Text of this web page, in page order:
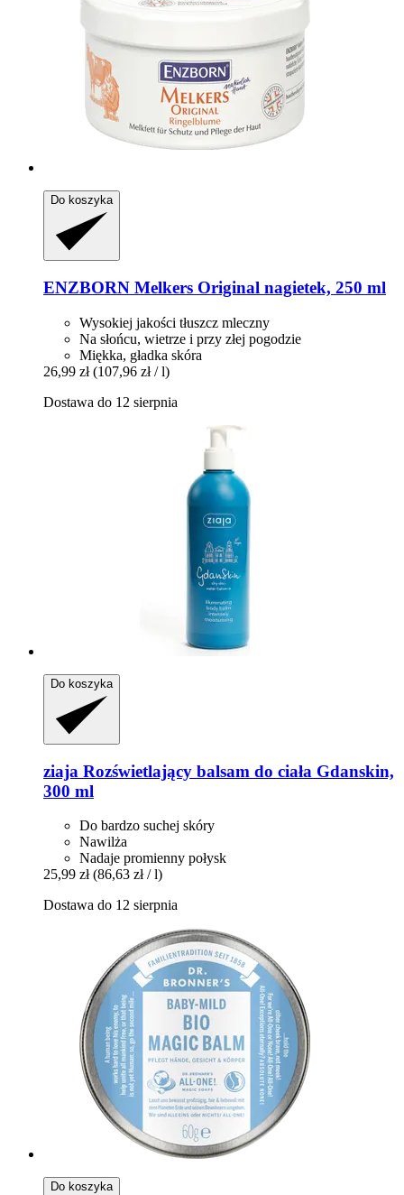
Do koszyka
ENZBORN Melkers Original nagietek, 250 ml
Wysokiej jakości tłuszcz mleczny
Na słońcu, wietrze i przy złej pogodzie
Miękka, gładka skóra
26,99 zł (107,96 zł / l)
Dostawa do 12 sierpnia
Do koszyka
ziaja Rozświetlający balsam do ciała Gdanskin,
300 ml
Do bardzo suchej skóry
Nawilża
Nadaje promienny połysk
25,99 zł (86,63 zł / l)
Dostawa do 12 sierpnia
Do koszyka